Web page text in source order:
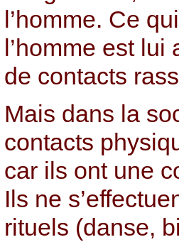
l’homme. Ce
l’homme est
de contacts
Mais dans la
contacts
car ils ont une
Ils ne
rituels (danse,